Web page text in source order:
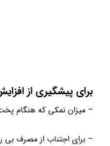
برای پیشگیری از
– میزان نمکی که هنگام
– برای اجتناب از مصرف بی